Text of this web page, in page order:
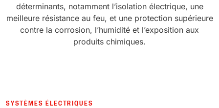
déterminants, notamment l’isolation électrique, une
meilleure résistance au feu, et une protection supérieure
contre la corrosion, l’humidité et l’exposition aux
produits chimiques.
SYSTÈMES ÉLECTRIQUES